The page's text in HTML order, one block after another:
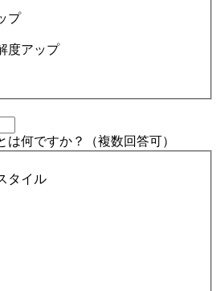
プ
度アップ
何ですか？（複数回答可）
タイル